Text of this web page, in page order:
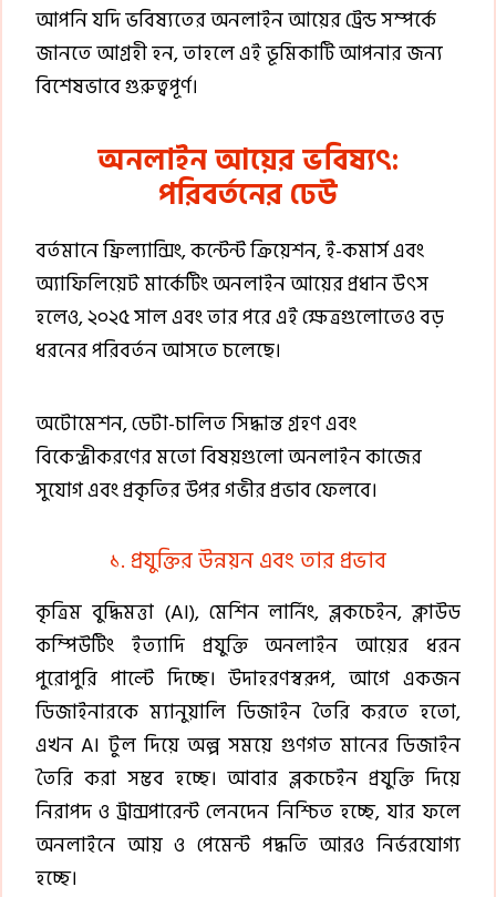
আপনি যদি ভবিষ্যতের অনলাইন আয়ের ট্রেন্ড সম্পর্কে
জানতে আগ্রহী হন, তাহলে এই ভূমিকাটি আপনার জন্য
বিশেষভাবে গুরুত্বপূর্ণ।
অনলাইন আয়ের ভবিষ্যৎ:
পরিবর্তনের ঢেউ
বর্তমানে ফ্রিল্যান্সিং, কন্টেন্ট ক্রিয়েশন, ই-কমার্স এবং
অ্যাফিলিয়েট মার্কেটিং অনলাইন আয়ের প্রধান উৎস
হলেও, ২০২৫ সাল এবং তার পরে এই ক্ষেত্রগুলোতেও বড়
ধরনের পরিবর্তন আসতে চলেছে।
অটোমেশন, ডেটা-চালিত সিদ্ধান্ত গ্রহণ এবং
বিকেন্দ্রীকরণের মতো বিষয়গুলো অনলাইন কাজের
সুযোগ এবং প্রকৃতির উপর গভীর প্রভাব ফেলবে।
১. প্রযুক্তির উন্নয়ন এবং তার প্রভাব
কৃত্রিম বুদ্ধিমত্তা (AI), মেশিন লার্নিং, ব্লকচেইন, ক্লাউড
কম্পিউটিং ইত্যাদি প্রযুক্তি অনলাইন আয়ের ধরন
পুরোপুরি পাল্টে দিচ্ছে। উদাহরণস্বরূপ, আগে একজন
ডিজাইনারকে ম্যানুয়ালি ডিজাইন তৈরি করতে হতো,
এখন AI টুল দিয়ে অল্প সময়ে গুণগত মানের ডিজাইন
তৈরি করা সম্ভব হচ্ছে। আবার ব্লকচেইন প্রযুক্তি দিয়ে
নিরাপদ ও ট্রান্সপারেন্ট লেনদেন নিশ্চিত হচ্ছে, যার ফলে
অনলাইনে আয় ও পেমেন্ট পদ্ধতি আরও নির্ভরযোগ্য
হচ্ছে।